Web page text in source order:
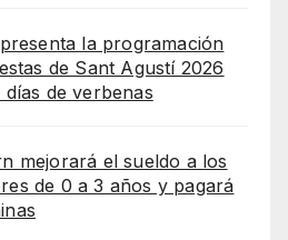
la programación
de Sant Agustí 2026
de verbenas
mejorará el sueldo a los
de 0 a 3 años y pagará